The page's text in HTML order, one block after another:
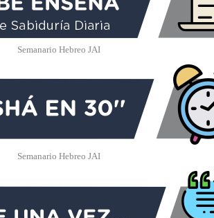
Semanario Hebreo JAI
Semanario Hebreo JAI